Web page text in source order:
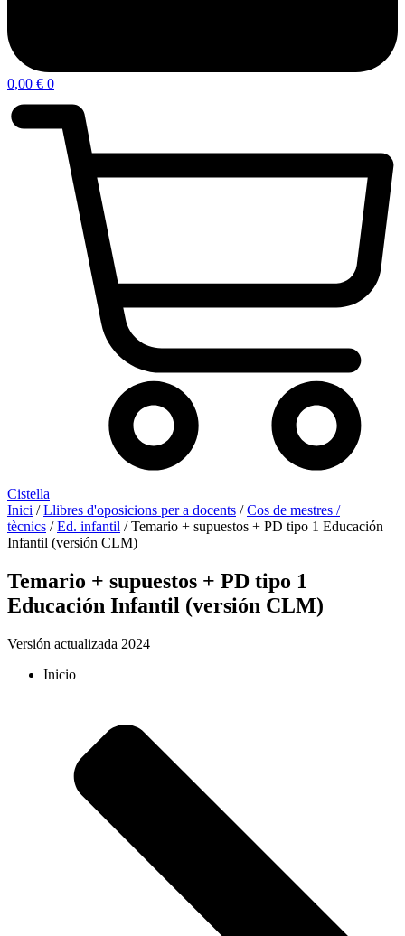
0,00 € 0
Cistella
Inici /Llibres d'oposicions per a docents /Cos de mestres /
tècnics /Ed. infantil / Temario + supuestos + PD tipo 1 Educación
Infantil (versión CLM)
Temario + supuestos + PD tipo 1
Educación Infantil (versión CLM)
Versión actualizada 2024
Inicio